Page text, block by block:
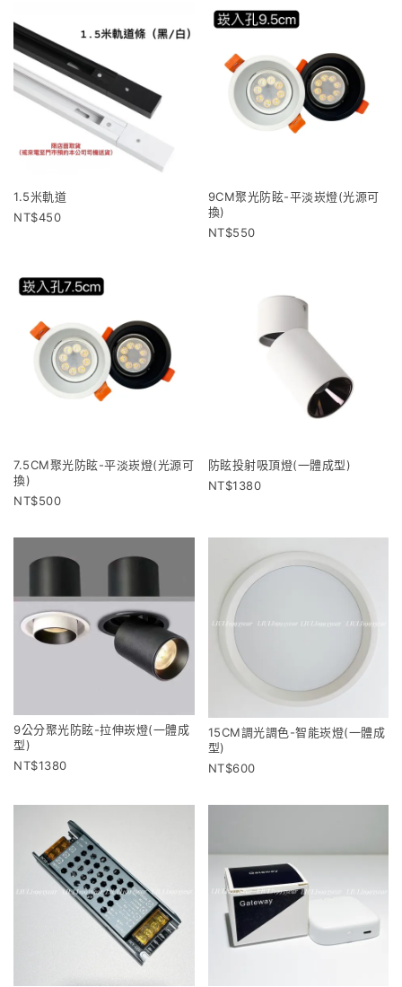
1.5米軌道
450
9CM聚光防眩-平淡崁燈(光源可
換)
550
7.5CM聚光防眩-平淡崁燈(光源可
換)
500
防眩投射吸頂燈(一體成型)
1380
9公分聚光防眩-拉伸崁燈(一體成
型)
1380
15CM調光調色-智能崁燈(一體成
型)
600